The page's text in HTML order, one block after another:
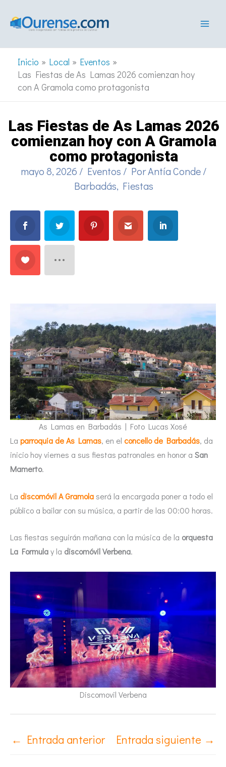
Inicio Local
Eventos
Las Fiestas de As Lamas 2026 comienzan hoy
con A Gramola como protagonista
Las Fiestas de As Lamas 2026
comienzan hoy con A Gramola
como protagonista
mayo 8, 2026 / Eventos / PorAntía Conde/
Barbadás, Fiestas
As Lamas en Barbadás | Foto Lucas Xosé
La parroquia de As Lamas, en el concello de Barbadás, da
inicio hoy viernes a sus fiestas patronales en honor a San
Mamerto.
La discomóvil A Gramolaserá la encargada poner a todo el
público a bailar con su música, a partir de las 00:00 horas.
Las fiestas seguirán mañana con la música de la orquesta
La Formulay la discomóvil Verbena.
Discomovil Verbena
← Entrada anterior Entrada siguiente →